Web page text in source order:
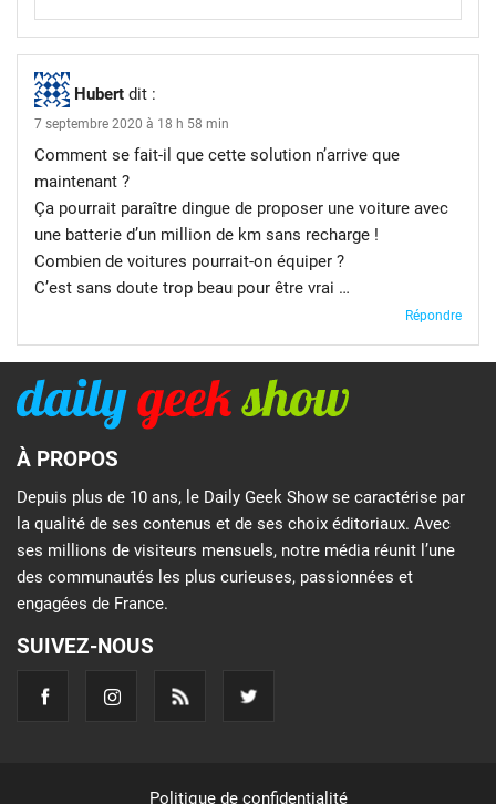
Hubert dit :
7 septembre 2020 à 18 h 58 min
Comment se fait-il que cette solution n’arrive que
maintenant ?
Ça pourrait paraître dingue de proposer une voiture avec
une batterie d’un million de km sans recharge !
Combien de voitures pourrait-on équiper ?
C’est sans doute trop beau pour être vrai …
Répondre
À PROPOS
Depuis plus de 10 ans, le Daily Geek Show se caractérise par
la qualité de ses contenus et de ses choix éditoriaux. Avec
ses millions de visiteurs mensuels, notre média réunit l’une
des communautés les plus curieuses, passionnées et
engagées de France.
SUIVEZ-NOUS
Politique de confidentialité